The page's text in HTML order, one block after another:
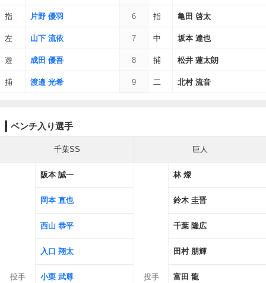
指 片野 優羽 6 指 亀田 啓太
左 山下 流依 7 中 坂本 達也
遊 成田 優吾 8 捕 松井 蓮太朗
捕 渡邉 光希 9 二 北村 流音
ベンチ入り選手
千葉SS 巨人
投手
阪本 誠一
投手
林 燦
岡本 直也 鈴木 圭晋
西山 恭平 千葉 隆広
入口 翔太 田村 朋輝
小栗 武尊 富田 龍